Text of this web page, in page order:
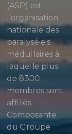
(ASP) est
l’organisation
nationale des
paralysé·e·s
médullaires à
laquelle plus
de 8300
membres sont
affiliés.
Composante
du Groupe